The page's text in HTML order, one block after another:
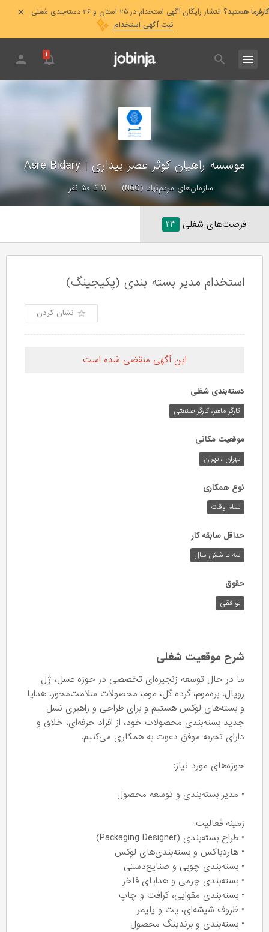
کارفرما هستید؟ انتشار رایگان آگهی استخدام در ۲۵ استان و ۲۶ دسته‌بندی شغلی
ثبت آگهی استخدام
۱
موسسه راهیان کوثر عصر بیداری|
Asre Bidary
سازمان‌های مردم‌نهاد (NGO) ۱۱ تا ۵۰ نفر
فرصت‌های شغلی ۲۳
استخدام مدیر بسته بندی (پکیجینگ)
نشان کردن
این آگهی منقضی شده است
دسته‌بندی شغلی
کارگر ماهر، کارگر صنعتی
موقعیت مکانی
تهران ، تهران
نوع همکاری
تمام وقت
حداقل سابقه کار
سه تا شش سال
حقوق
توافقی
شرح موقعیت شغلی
ما در حال توسعه زنجیره‌ای تخصصی در حوزه عسل، ژل
رویال، بره‌موم، گرده گل، موم، محصولات سلامت‌محور، هدایا
و بسته‌های لوکس هستیم و برای طراحی و راهبری نسل
جدید بسته‌بندی محصولات خود، از افراد حرفه‌ای، خلاق و
دارای تجربه موفق دعوت به همکاری می‌کنیم.
حوزه‌های مورد نیاز:
• مدیر بسته‌بندی و توسعه محصول
زمینه فعالیت:
• طراح بسته‌بندی (Packaging Designer)
• هاردباکس و بسته‌بندی‌های لوکس
• بسته‌بندی چوبی و صنایع‌دستی
• بسته‌بندی چرمی و هدایای فاخر
• بسته‌بندی مقوایی، کرافت و چاپ
• ظروف شیشه‌ای، پت و پلیمر
• بسته‌بندی و برندینگ محصول